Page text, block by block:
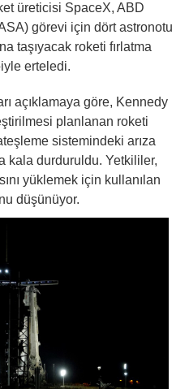
üreticisi SpaceX, ABD
görevi için dört astronotu
taşıyacak roketi fırlatma
erteledi.
açıklamaya göre, Kennedy
planlanan roketi
sistemindeki arıza
kala durduruldu. Yetkililer,
yüklemek için kullanılan
düşünüyor.